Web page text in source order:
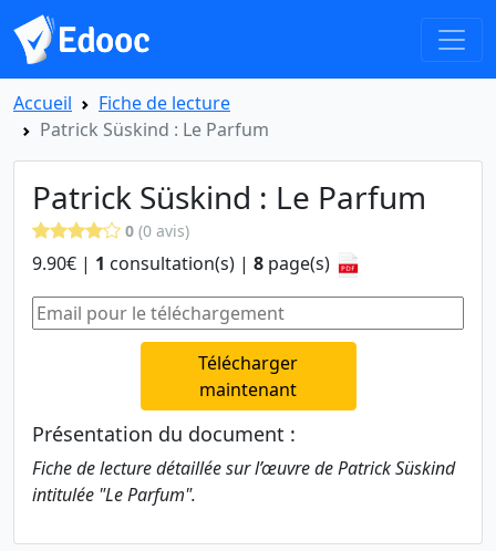
Accueil
Fiche de lecture
Patrick Süskind : Le Parfum
Patrick Süskind : Le Parfum
0 (0 avis)
9.90€ | 1 consultation(s) | 8 page(s)
Télécharger
maintenant
Présentation du document :
Fiche de lecture détaillée sur l’œuvre de Patrick Süskind
intitulée "Le Parfum".